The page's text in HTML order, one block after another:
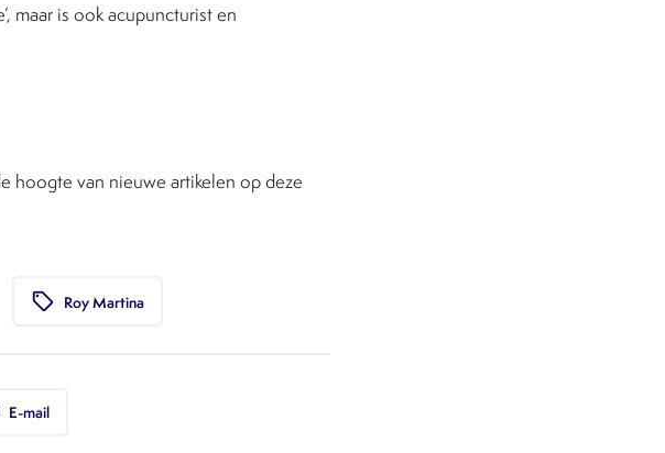
maar is ook acupuncturist en
hoogte van nieuwe artikelen op deze
local_offer Roy Martina
E-mail